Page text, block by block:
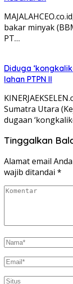
bakar minyak
PT…
Diduga
lahan PTPN II
Sumatra Utara
dugaan
Tinggalkan
Alamat email
wajib ditandai *